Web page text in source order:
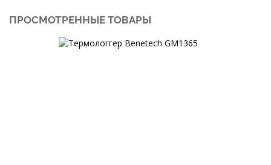
ПРОСМОТРЕННЫЕ ТОВАРЫ